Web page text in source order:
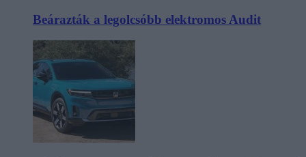
Beárazták a legolcsóbb elektromos Audit